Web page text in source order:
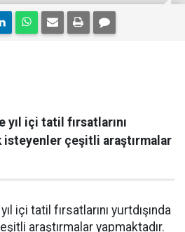
içi tatil fırsatlarını
isteyenler çeşitli araştırmalar
içi tatil fırsatlarını yurtdışında
araştırmalar yapmaktadır.